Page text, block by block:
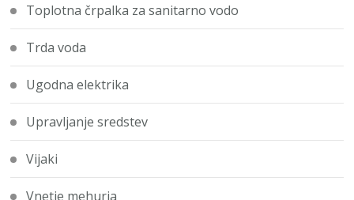
Toplotna črpalka za sanitarno vodo
Trda voda
Ugodna elektrika
Upravljanje sredstev
Vijaki
Vnetje mehurja